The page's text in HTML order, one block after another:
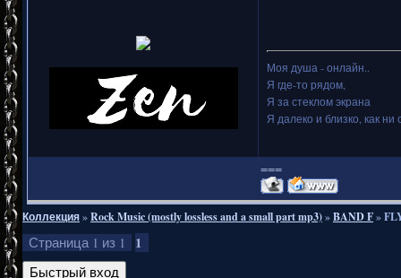
Моя душа - онлайн..
Я где-то рядом,
Я за стеклом экрана
Я далеко и близко, как ни
===
Коллекция»Rock Music (mostly lossless and a small part mp3)»BAND F»
Страница 1 из 1 1